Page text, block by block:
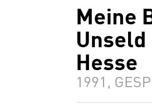
Meine
Unseld
Hesse
1991,